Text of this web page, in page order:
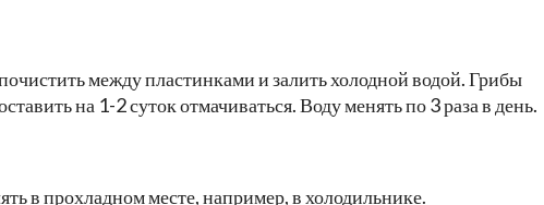
между пластинками и залить холодной водой. Грибы
на 1-2 суток отмачиваться. Воду менять по 3 раза в день.
в прохладном месте, например, в холодильнике.